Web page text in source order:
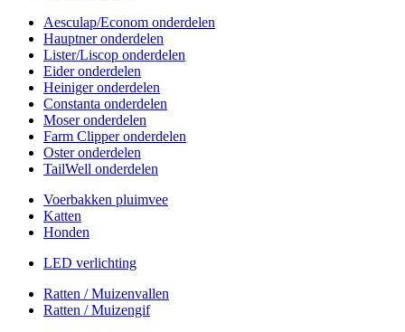
Aesculap/Econom onderdelen
Hauptner onderdelen
Lister/Liscop onderdelen
Eider onderdelen
Heiniger onderdelen
Constanta onderdelen
Moser onderdelen
Farm Clipper onderdelen
Oster onderdelen
TailWell onderdelen
Voerbakken pluimvee
Katten
Honden
LED verlichting
Ratten / Muizenvallen
Ratten / Muizengif